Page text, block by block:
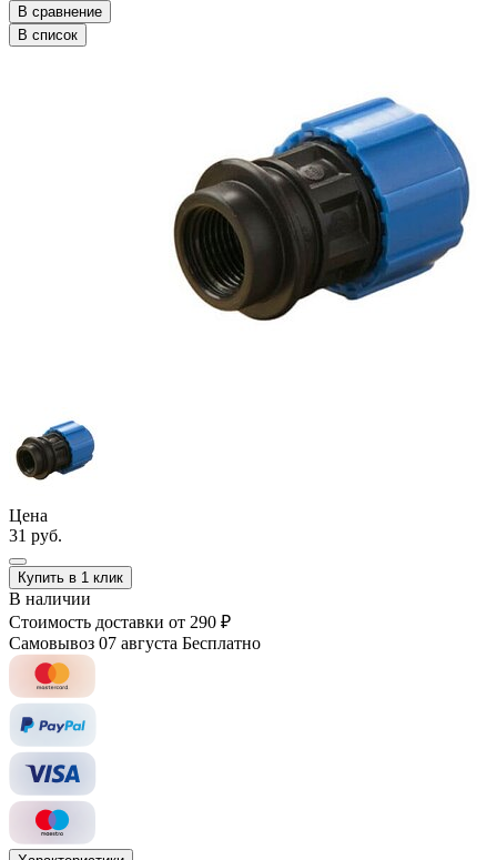
В сравнение
В список
Цена
31 руб.
Купить в 1 клик
В наличии
Стоимость доставки от 290 ₽
Самовывоз 07 августа Бесплатно